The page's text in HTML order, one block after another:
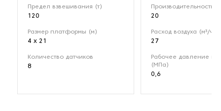
Предел взвешивания (т)
120
Размер платформы (м)
4 x 21
Количество датчиков
8
Производительность
20
Расход воздуха (м³/ч)
27
Рабочее давление
(МПа)
0,6